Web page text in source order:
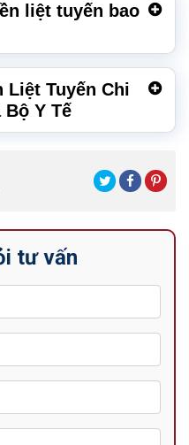
liệt tuyến bao
Liệt Tuyến Chi
Bộ Y Tế
tư vấn